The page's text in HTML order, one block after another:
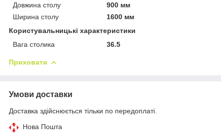
Довжина столу
900 мм
Ширина столу
1600 мм
Користувальницькі характеристики
Вага столика
36.5
Приховати
Умови доставки
Доставка здійснюється тільки по передоплаті.
Нова Пошта